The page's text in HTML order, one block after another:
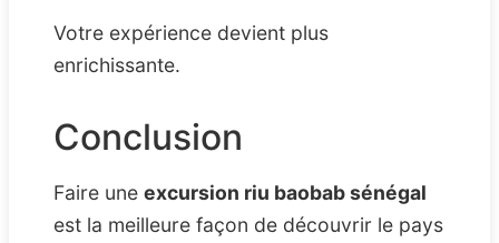
Votre expérience devient plus
enrichissante.
Conclusion
Faire une excursion riu baobab sénégal
est la meilleure façon de découvrir le pays